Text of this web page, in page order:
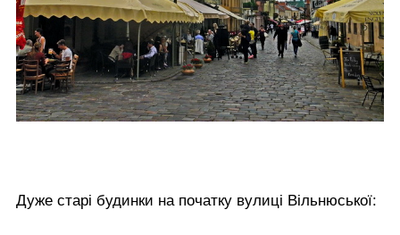
Дуже старі будинки на початку вулиці Вільнюської: